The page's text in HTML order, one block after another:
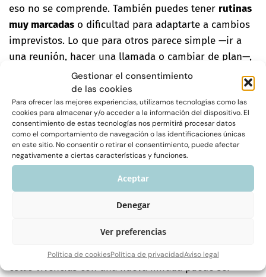
Gestionar el consentimiento
de las cookies
Para ofrecer las mejores experiencias, utilizamos tecnologías como las
cookies para almacenar y/o acceder a la información del dispositivo. El
consentimiento de estas tecnologías nos permitirá procesar datos
como el comportamiento de navegación o las identificaciones únicas
en este sitio. No consentir o retirar el consentimiento, puede afectar
negativamente a ciertas características y funciones.
Aceptar
Denegar
Ver preferencias
Política de cookiesPolítica de privacidadAviso legal
eso no se comprende. También puedes tener rutinas
muy marcadas o dificultad para adaptarte a cambios
imprevistos. Lo que para otros parece simple —ir a
una reunión, hacer una llamada o cambiar de plan—,
para ti puede requerir un gran esfuerzo interno.
Te has sentido diferente desde
siempre
Muchas personas neurodivergentes relatan quedesde
pequeñas se sentían distintas. No siempre sabían por
manera”, como desde otro canal. A veces han sido
etiquetadas como intensas, distraídas, raras o
camuflarse, fingiendo que todo está bien aunque por
dentro haya confusión o agotamiento. Reconocer
estas vivencias con una nueva mirada puede ser